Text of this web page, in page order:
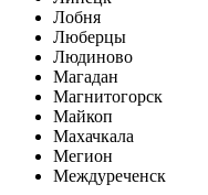
Лобня
Люберцы
Людиново
Магадан
Магнитогорск
Майкоп
Махачкала
Мегион
Междуреченск